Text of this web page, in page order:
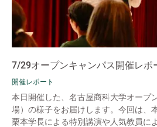
7/29オープンキャンパス開催レポ
開催レポート
本日開催した、名古屋商科大学オープ
場）の様子をお届けします。今回は、
栗本学長による特別講演や人気教員に